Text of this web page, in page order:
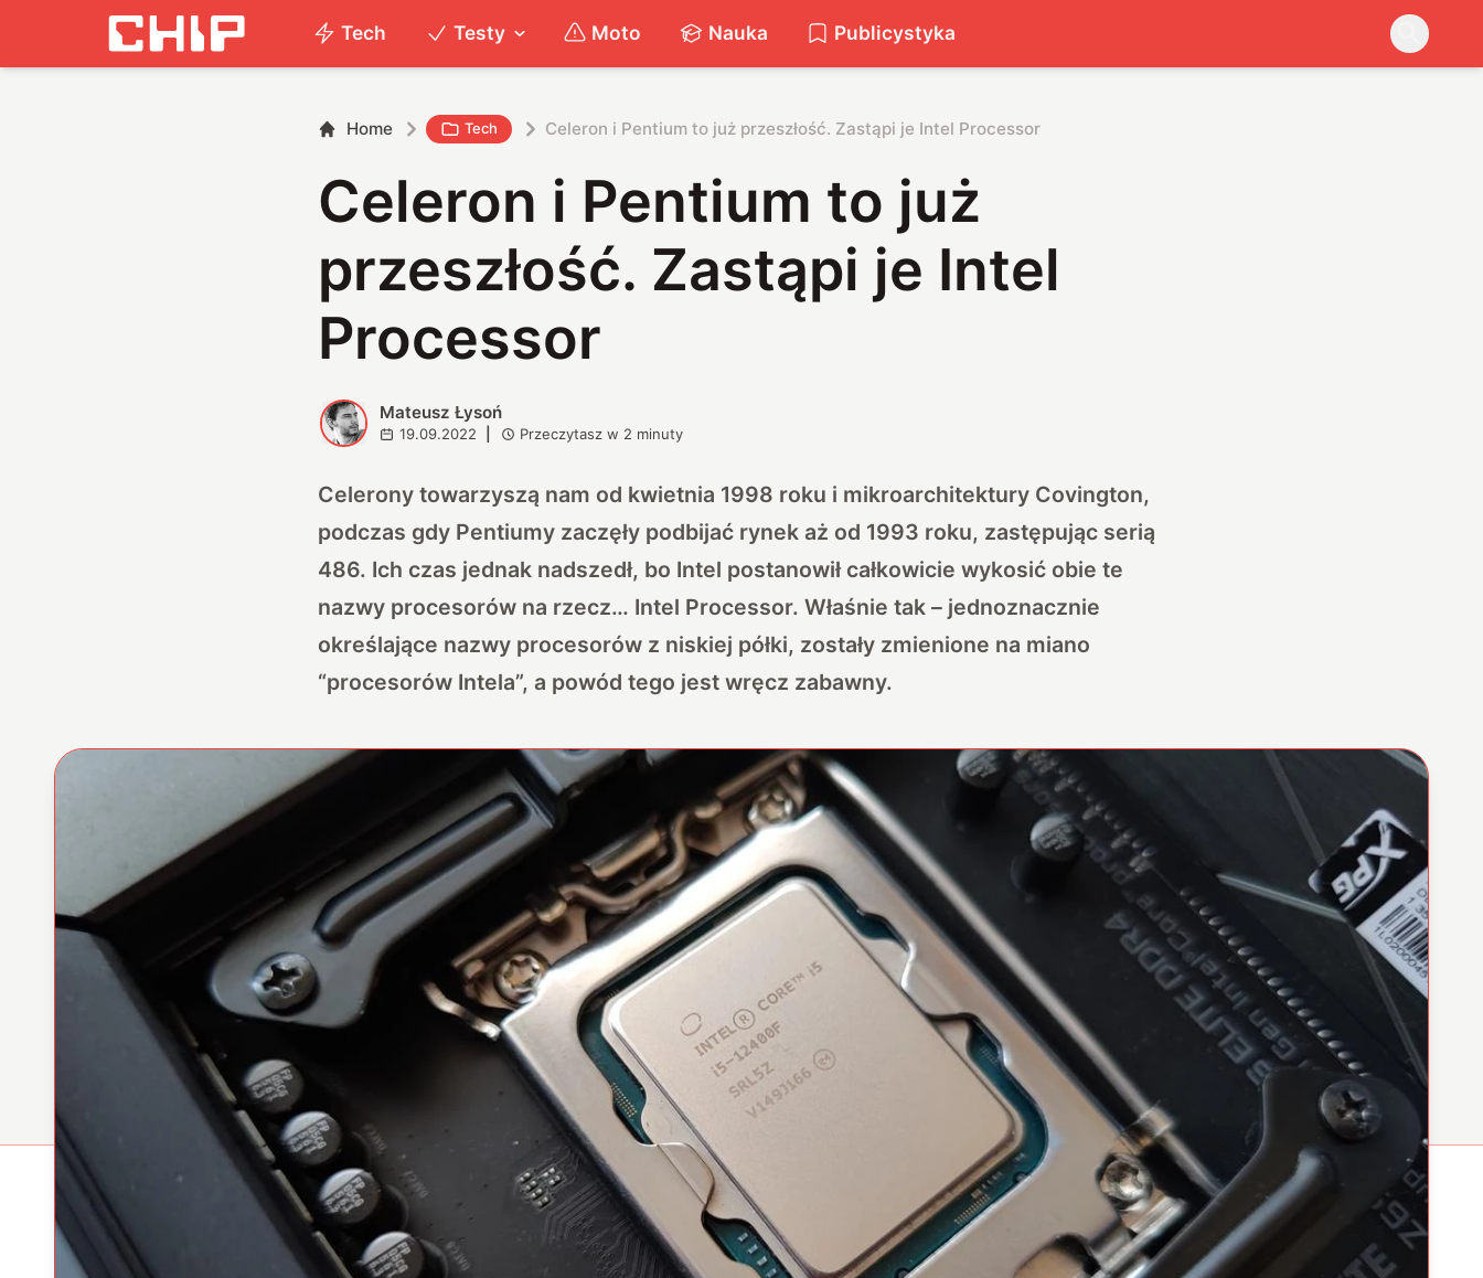
Tech Testy Moto Nauka Publicystyka
Home Tech Celeron i Pentium to już przeszłość. Zastąpi je Intel Processor
Celeron i Pentium to już
przeszłość. Zastąpi je Intel
Processor
M Mateusz Łysoń
19.09.2022 Przeczytasz w 2 minuty
Celerony towarzyszą nam od kwietnia 1998 roku i mikroarchitektury Covington,
podczas gdy Pentiumy zaczęły podbijać rynek aż od 1993 roku, zastępując serią
486. Ich czas jednak nadszedł, bo Intel postanowił całkowicie wykosić obie te
nazwy procesorów na rzecz… Intel Processor. Właśnie tak – jednoznacznie
określające nazwy procesorów z niskiej półki, zostały zmienione na miano
“procesorów Intela”, a powód tego jest wręcz zabawny.